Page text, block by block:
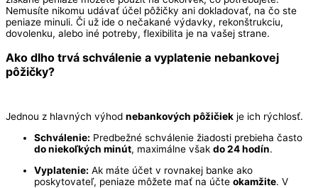
Nemusíte nikomu udávať účel pôžičky ani dokladovať, na čo ste
peniaze minuli. Či už ide o nečakané výdavky, rekonštrukciu,
dovolenku, alebo iné potreby, flexibilita je na vašej strane.
Ako dlho trvá schválenie a vyplatenie nebankovej
pôžičky?
Jednou z hlavných výhod nebankových pôžičiek je ich rýchlosť.
Schválenie: Predbežné schválenie žiadosti prebieha často
do niekoľkých minút, maximálne však do 24 hodín.
Vyplatenie: Ak máte účet v rovnakej banke ako
poskytovateľ, peniaze môžete mať na účte okamžite. V